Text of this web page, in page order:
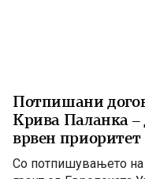
Потпишани
Крива Паланка –
врвен приоритет
Со потпишувањето на